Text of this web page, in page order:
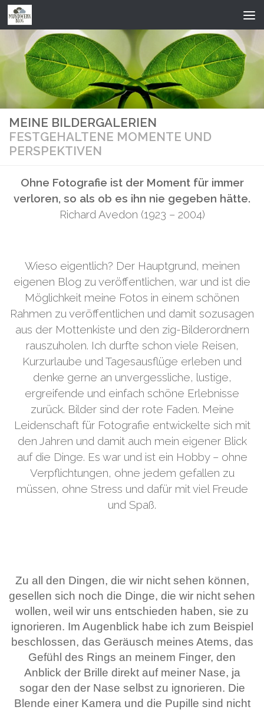
Zum Inhalt springen
MEINE BILDERGALERIEN
FESTGEHALTENE MOMENTE UND
PERSPEKTIVEN
Ohne Fotografie ist der Moment für immer
verloren, so als ob es ihn nie gegeben hätte.
Richard Avedon (1923 – 2004)
Wieso eigentlich? Der Hauptgrund, meinen
eigenen Blog zu veröffentlichen, war und ist die
Möglichkeit meine Fotos in einem schönen
Rahmen zu veröffentlichen und damit sozusagen
aus der Mottenkiste und den zig-Bilderordnern
rauszuholen. Ich durfte schon viele Reisen,
Kurzurlaube und Tagesausflüge erleben und
denke gerne an unvergessliche, lustige,
ergreifende und einfach schöne Erlebnisse
zurück. Bilder sind der rote Faden. Meine
Leidenschaft für Fotografie entwickelte sich mit
den Jahren und damit auch mein eigener Blick
auf die Dinge. Es war und ist ein Hobby – ohne
Verpflichtungen, ohne jedem gefallen zu
müssen, ohne Stress und dafür mit viel Freude
und Spaß.
Zu all den Dingen, die wir nicht sehen können,
gesellen sich noch die Dinge, die wir nicht sehen
wollen, weil wir uns entschieden haben, sie zu
ignorieren. Im Augenblick habe ich zum Beispiel
beschlossen, das Geräusch meines Atems, das
Gefühl des Rings an meinem Finger, den
Anblick der Brille direkt auf meiner Nase, ja
sogar den der Nase selbst zu ignorieren. Die
Blende einer Kamera und die Pupille sind nicht